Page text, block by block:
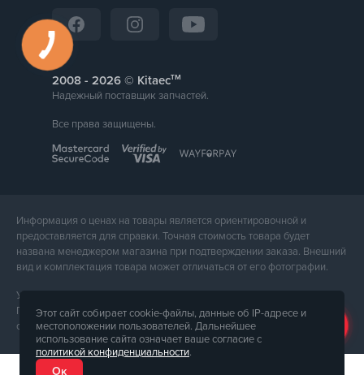
2008 - © Kitaecтм
Надежный поставщик запчастей.
Все права защищены.
Информация о ценах на товары является ориентировочной и
предоставляется для справки. Точная стоимость товара будет
названа менеджером магазина при подтверждении заказа. Внешний
вид и комплектация товара может отличаться от его фотографии.
Услуги предоставляет ФЛП Тюпа Петр Павлович, ИПН 2770105454.
Политика конфиденциальности доступна поссылке. Публичная
оферта доступна поссылке.
Этот сайт собирает cookie-файлы, данные об IP-адресе и
местоположении пользователей. Дальнейшее
использование сайта означает ваше согласие с
политикой конфиденциальности.
Ок